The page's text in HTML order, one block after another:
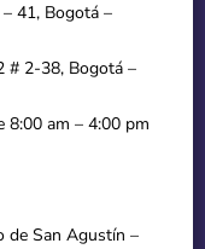
41, Bogotá –
# 2-38, Bogotá –
8:00 am – 4:00 pm
de San Agustín –